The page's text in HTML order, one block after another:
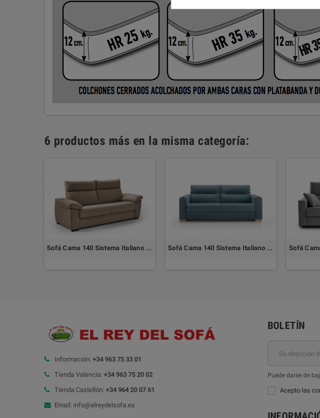
6 productos más en la misma categoría:
Sofá Cama 140 Sistema Italiano PARIS Sofá Cama 140 Sistema Italiano NALA by SUINTA
Información: +34 963 75 33 01
Tienda Valencia: +34 963 75 20 02
Tienda Castellón: +34 964 20 07 61
Email: info@elreydelsofa.es
BOLETÍN
Puede darse de
Acepto las